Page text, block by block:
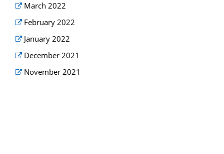
March 2022
February 2022
January 2022
December 2021
November 2021